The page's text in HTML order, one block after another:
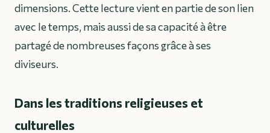
dimensions. Cette lecture vient en partie de son lien
avec le temps, mais aussi de sa capacité à être
partagé de nombreuses façons grâce à ses
diviseurs.
Dans les traditions religieuses et
culturelles